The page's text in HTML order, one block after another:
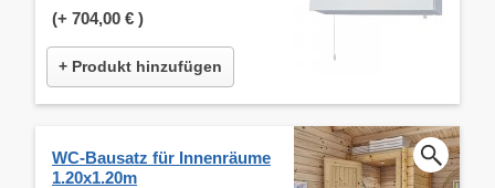
(+ 704,00 € )
+ Produkt hinzufügen
WC-Bausatz für Innenräume
1.20x1.20m